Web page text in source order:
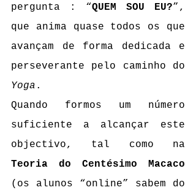
pergunta : “QUEM SOU EU?”,
que anima quase todos os que
avançam de forma dedicada e
Yoga .
Quando formos um número
suficiente a alcançar este
Teoria do Centésimo Macaco
(os alunos “online” sabem do